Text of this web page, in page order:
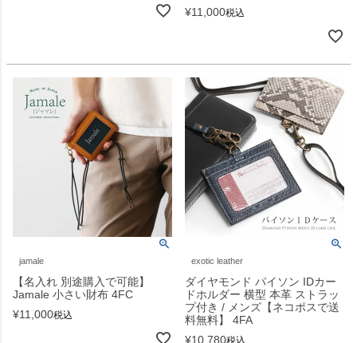
¥11,000税込
jamale
【名入れ 別途購入で可能】
Jamale 小さい財布 4FC
¥11,000税込
exotic leather
ダイヤモンド パイソン IDカー
ドホルダー 横型 本革 ストラッ
プ付き / メンズ【ネコポスで送
料無料】 4FA
¥10,780